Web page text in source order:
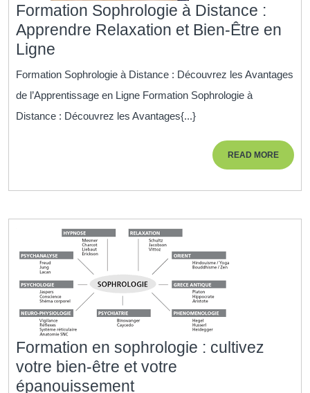
Formation Sophrologie à Distance :
Apprendre Relaxation et Bien-Être en
Ligne
Sophrologie
Distance
:
Être
en
Ligne
Formation Sophrologie à Distance : Découvrez les Avantages
de l’Apprentissage en Ligne Formation Sophrologie à
Distance : Découvrez les Avantages{...}
READ MOREREAD
MORE
Formation en sophrologie : cultivez
votre bien-être et votre
épanouissementFormation